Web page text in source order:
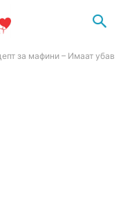
за мафини – Имаат убав